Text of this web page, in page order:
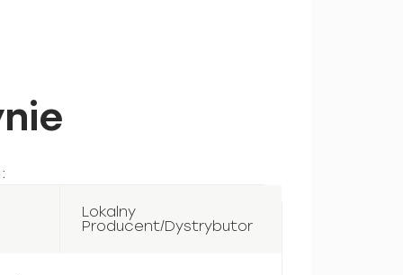
Lokalny
Producent/Dystrybutor